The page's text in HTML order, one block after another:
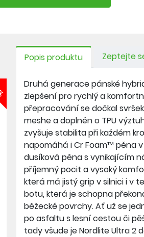
Popis produktu Zeptejte
Druhá generace pánské
zlepšení pro rychlý a
přepracování se dočkal
meshe a doplněn o TPU
zvyšuje stabilita při každém
napomáhá i Cr Foam™ pěna
dusíková pěna s vynikajícím
příjemný pocit a vysoký
která má jistý grip v silnici i v
botu, která je schopna
běžecké povrchy. Ať už se
po asfaltu s lesní cestou či
tady všude je Nordlite Ultra 2